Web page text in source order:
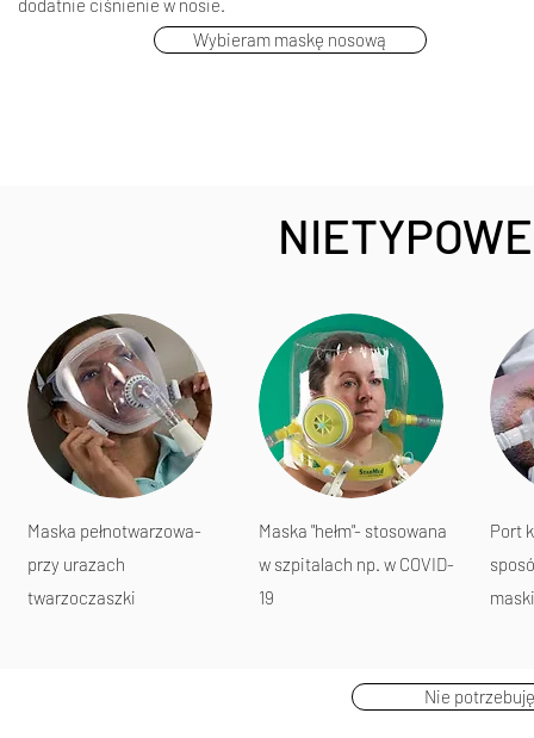
dodatnie ciśnienie w nosie.
Wybieram maskę nosową
Maska pełnotwarzowa-
przy urazach
twarzoczaszki
Maska "hełm"- stosowana
w szpitalach np. w COVID-
19
Port
Nie